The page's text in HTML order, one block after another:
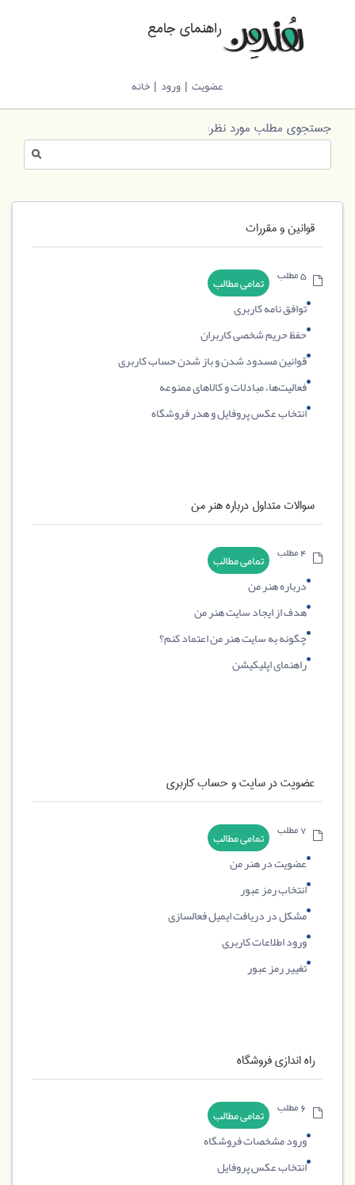
راهنمای جامع
عضویت | ورود | خانه
جستجوی مطلب مورد نظر:
قوانین و مقررات
5 مطلب
تمامی مطالب
توافق نامه کاربری
حفظ حریم شخصی کاربران
قوانین مسدود شدن و باز شدن حساب کاربری
فعالیت‌ها، مبادلات و کالاهای ممنوعه
انتخاب عکس پروفایل و هدر فروشگاه
سوالات متداول درباره هنر من
4 مطلب
تمامی مطالب
درباره هنر من
هدف از ایجاد سایت هنر من
چگونه به سایت هنر من اعتماد کنم؟
راهنمای اپلیکیشن
عضویت در سایت و حساب کاربری
7 مطلب
تمامی مطالب
عضویت در هنر من
انتخاب رمز عبور
مشکل در دریافت ایمیل فعالسازی
ورود اطلاعات کاربری
تغییر رمز عبور
راه اندازی فروشگاه
6 مطلب
تمامی مطالب
ورود مشخصات فروشگاه
انتخاب عکس پروفایل